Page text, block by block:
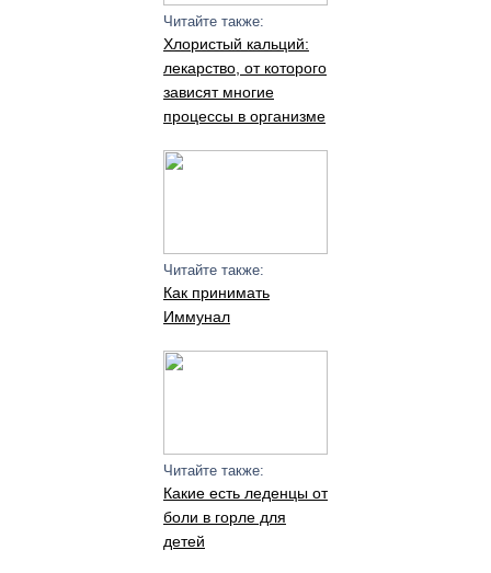
Читайте также:
Хлористый кальций:
лекарство, от которого
зависят многие
процессы в организме
Читайте также:
Как принимать
Иммунал
Читайте также:
Какие есть леденцы от
боли в горле для
детей